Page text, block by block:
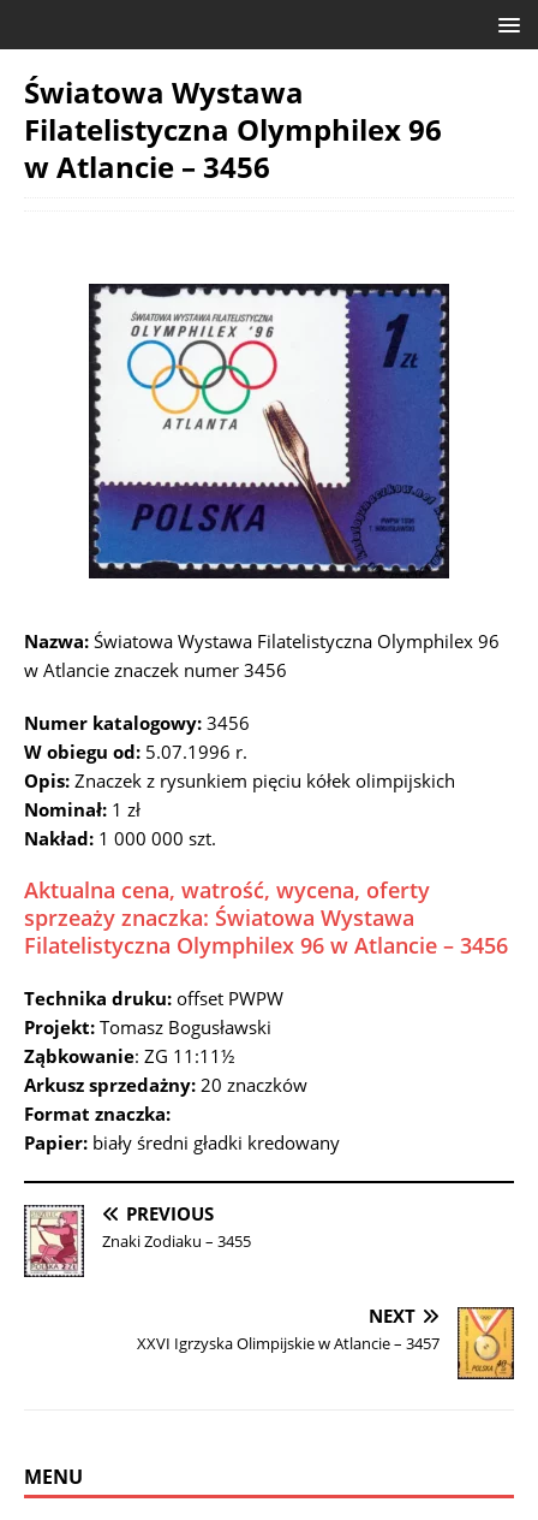
Światowa Wystawa
Filatelistyczna Olymphilex 96
w Atlancie – 3456
Nazwa: Światowa Wystawa Filatelistyczna Olymphilex 96
w Atlancie znaczek numer 3456
Numer katalogowy: 3456
W obiegu od: 5.07.1996 r.
Opis: Znaczek z rysunkiem pięciu kółek olimpijskich
Nominał: 1 zł
Nakład: 1 000 000 szt.
Aktualna cena, watrość, wycena, oferty
sprzeaży znaczka: Światowa Wystawa
Filatelistyczna Olymphilex 96 w Atlancie – 3456
Technika druku: offset PWPW
Projekt: Tomasz Bogusławski
Ząbkowanie: ZG 11:11½
Arkusz sprzedażny: 20 znaczków
Format znaczka:
Papier: biały średni gładki kredowany
PREVIOUS
Znaki Zodiaku – 3455
NEXT
XXVI Igrzyska Olimpijskie w Atlancie – 3457
MENU